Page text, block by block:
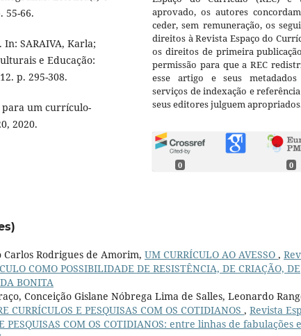
55-66.
In: SARAIVA, Karla;
e Educação:
p. 295-308.
para um currículo-
2020.
aprovado, os autores
ceder, sem remuneração, os
direitos à Revista Espaço do
os direitos de primeira
permissão para que a REC
esse artigo e seus metadados
serviços de indexação e
seus editores julguem
0 0
Rodrigues de Amorim, UM CURRÍCULO AO AVESSO ,
COMO POSSIBILIDADE DE RESISTÊNCIA, DE CRIAÇÃO, DE
BONITA
Conceição Gislane Nóbrega Lima de Salles, Leonardo
CURRÍCULOS E PESQUISAS COM OS COTIDIANOS , Revista
COM OS COTIDIANOS: entre linhas de fabulações e